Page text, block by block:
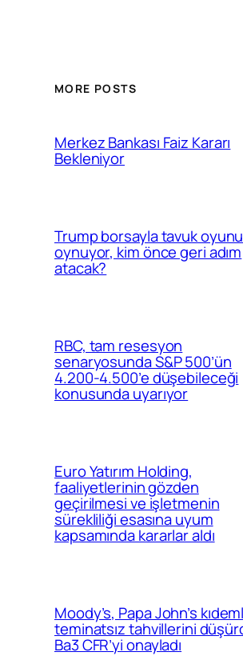
MORE POSTS
Merkez Bankası Faiz Kararı
Bekleniyor
Trump borsayla tavuk oyunu
oynuyor, kim önce geri adım
atacak?
RBC, tam resesyon
senaryosunda S&P 500’ün
4.200-4.500’e düşebileceği
konusunda uyarıyor
Euro Yatırım Holding,
faaliyetlerinin gözden
geçirilmesi ve işletmenin
sürekliliği esasına uyum
kapsamında kararlar aldı
Moody’s, Papa John’s
teminatsız tahvillerini
Ba3 CFR’yi onayladı